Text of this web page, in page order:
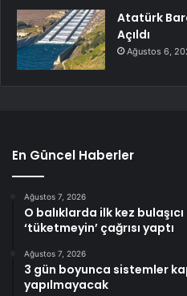
Atatürk
Açıldı
Ağustos 6,
En Güncel Haberler
Ağustos 7, 2026
O balıklarda ilk kez
‘tüketmeyin’ çağrısı yaptı
Ağustos 7, 2026
3 gün boyunca sistemler
yapılmayacak